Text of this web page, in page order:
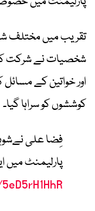
تقریب میں مختلف
شخصیات نے شرکت
اور خواتین کے
کوششوں کو سراہا گیا۔
فِضا علی
پارلیمنٹ میں